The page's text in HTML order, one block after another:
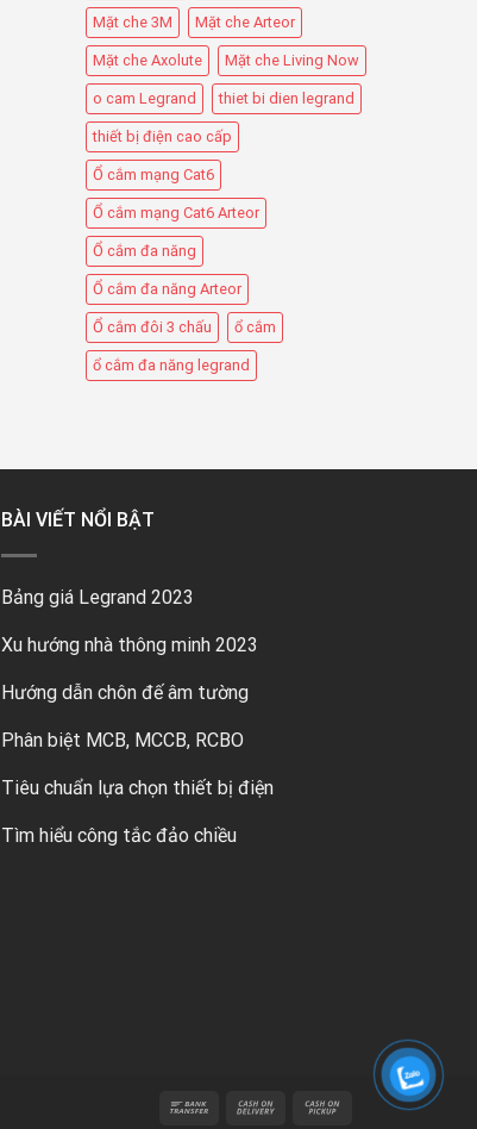
Mặt che 3M Mặt che Arteor
Mặt che Axolute Mặt che Living Now
o cam Legrand thiet bi dien legrand
thiết bị điện cao cấp
Ổ cắm mạng Cat6
Ổ cắm mạng Cat6 Arteor
Ổ cắm đa năng
Ổ cắm đa năng Arteor
Ổ cắm đôi 3 chấu ổ cắm
ổ cắm đa năng legrand
BÀI VIẾT NỔI BẬT
Bảng giá Legrand 2023
Xu hướng nhà thông minh 2023
Hướng dẫn chôn đế âm tường
Phân biệt MCB, MCCB, RCBO
Tiêu chuẩn lựa chọn thiết bị điện
Tìm hiểu công tắc đảo chiều